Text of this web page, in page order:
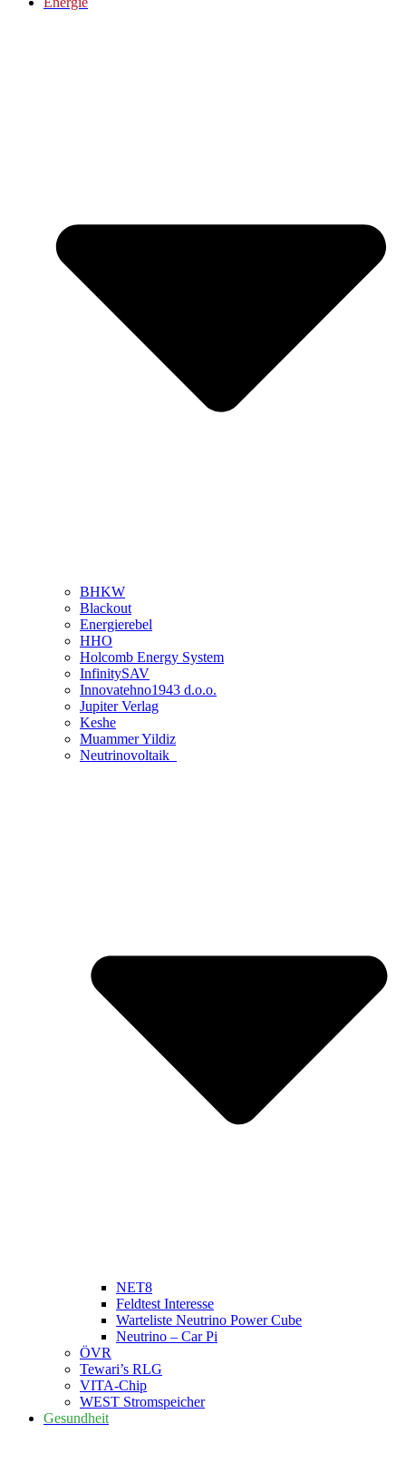
BHKW
Blackout
Energierebel
HHO
Holcomb Energy System
InfinitySAV
Innovatehno1943 d.o.o.
Jupiter Verlag
Keshe
Muammer Yildiz
Neutrinovoltaik
NET8
Feldtest Interesse
Warteliste Neutrino Power Cube
Neutrino – Car Pi
ÖVR
Tewari’s RLG
VITA-Chip
WEST Stromspeicher
Gesundheit